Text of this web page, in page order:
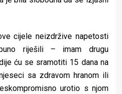
cijele neizdržive napetosti
riješili – imam drugu
ću se sramotiti 15 dana na
sa zdravom hranom ili
urotio s njom